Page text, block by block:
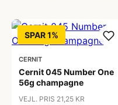
SPAR 1%
CERNIT
Cernit 045 Number One
56g champagne
VEJL. PRIS 21,25 KR